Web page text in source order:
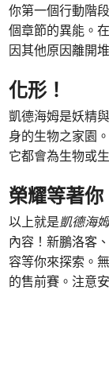
你第一個行動階
個章節的異能。
因其他原因離開
化形！
凱德海姆是妖精
身的生物之家園
它都會為生物或
榮耀等著你
以上就是凱德海
內容！新鵬洛客
容等你來探索。
的售前賽。注意